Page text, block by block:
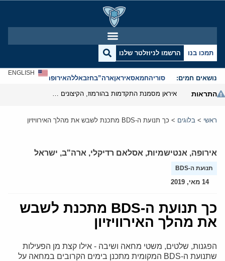
תמכו בנו הרשמו לניוזלטר שלנו
נושאים חמים: סוריהחמאסאיראןארה”בחזבאללהאירופהאנטישמיות
ENGLISH
התראות
ראשי > בלוגים > כך תנועת ה-BDS מתכנת לשבש את מהלך האירוויזיון
אירופה, אנטישמיות, אסלאם רדיקלי, ארה"ב, ישראל
תנועת ה-BDS
14 מאי, 2019
כך תנועת ה-BDS מתכנת לשבש
את מהלך האירוויזיון
הפגנות, שלטים, משטי מחאה ושיבה - אילו קצת מן הפעילות
שתנועת ה-BDS המקומית מתכנן בימים הקרובים במחאה על